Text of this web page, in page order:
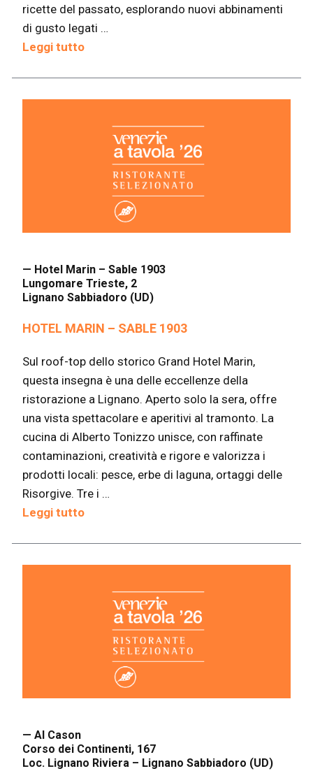
ricette del passato, esplorando nuovi abbinamenti
di gusto legati …
Leggi tutto
— Hotel Marin – Sable 1903
Lungomare Trieste, 2
Lignano Sabbiadoro (UD)
HOTEL MARIN – SABLE 1903
Sul roof-top dello storico Grand Hotel Marin,
questa insegna è una delle eccellenze della
ristorazione a Lignano. Aperto solo la sera, offre
una vista spettacolare e aperitivi al tramonto. La
cucina di Alberto Tonizzo unisce, con raffinate
contaminazioni, creatività e rigore e valorizza i
prodotti locali: pesce, erbe di laguna, ortaggi delle
Risorgive. Tre i …
Leggi tutto
— Al Cason
Corso dei Continenti, 167
Loc. Lignano Riviera – Lignano Sabbiadoro (UD)